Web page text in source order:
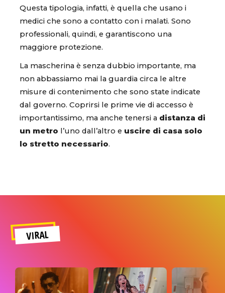
Questa tipologia, infatti, è quella che usano i
medici che sono a contatto con i malati. Sono
professionali, quindi, e garantiscono una
maggiore protezione.
La mascherina è senza dubbio importante, ma
non abbassiamo mai la guardia circa le altre
misure di contenimento che sono state indicate
dal governo. Coprirsi le prime vie di accesso è
importantissimo, ma anche tenersi a distanza di
un metro l’uno dall’altro e uscire di casa solo
lo stretto necessario.
VIRAL